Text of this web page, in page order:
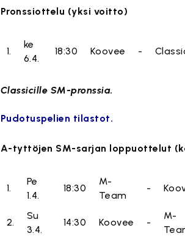
Pronssiottelu (yksi voitto)
1.
ke
6.4.
18:30 Koovee -
Classicille SM-pronssia.
Pudotuspelien tilastot.
A-tyttöjen SM-sarjan loppuottelut
1.
Pe
1.4.
18:30
M-
Team
-
2.
Su
3.4.
14:30 Koovee -
M-